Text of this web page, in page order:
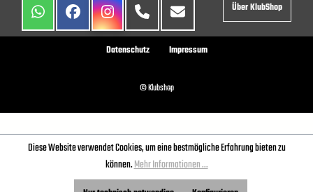
Über KlubShop
Datenschutz Impressum
© Klubshop
Diese Website verwendet Cookies, um eine bestmögliche Erfahrung bieten zu
können.Mehr Informationen ...